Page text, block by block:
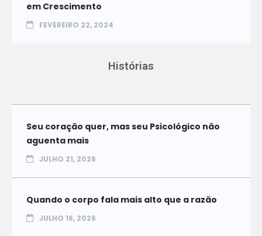
em Crescimento
FEVEREIRO 22, 2024
Histórias
Seu coração quer, mas seu Psicológico não
aguenta mais
JULHO 21, 2026
Quando o corpo fala mais alto que a razão
JULHO 16, 2026